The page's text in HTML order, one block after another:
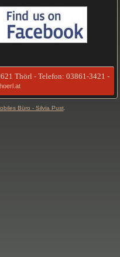
Thörl - Telefon: 03861-3421 -
Büro - Silvia Pust.